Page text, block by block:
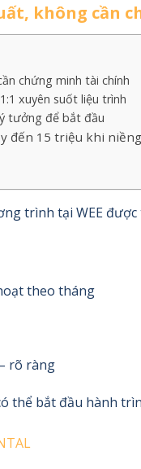
không cần
chứng minh tài chính
xuyên suốt liệu trình
tưởng để bắt đầu
đến 15 triệu khi
trình tại WEE được
theo tháng
rõ ràng
thể bắt đầu hành